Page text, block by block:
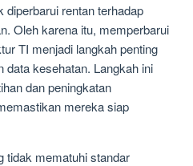
rentan terhadap
Oleh karena itu, memperbarui
TI menjadi langkah penting
data kesehatan. Langkah ini
dan peningkatan
mereka siap
tidak mematuhi standar